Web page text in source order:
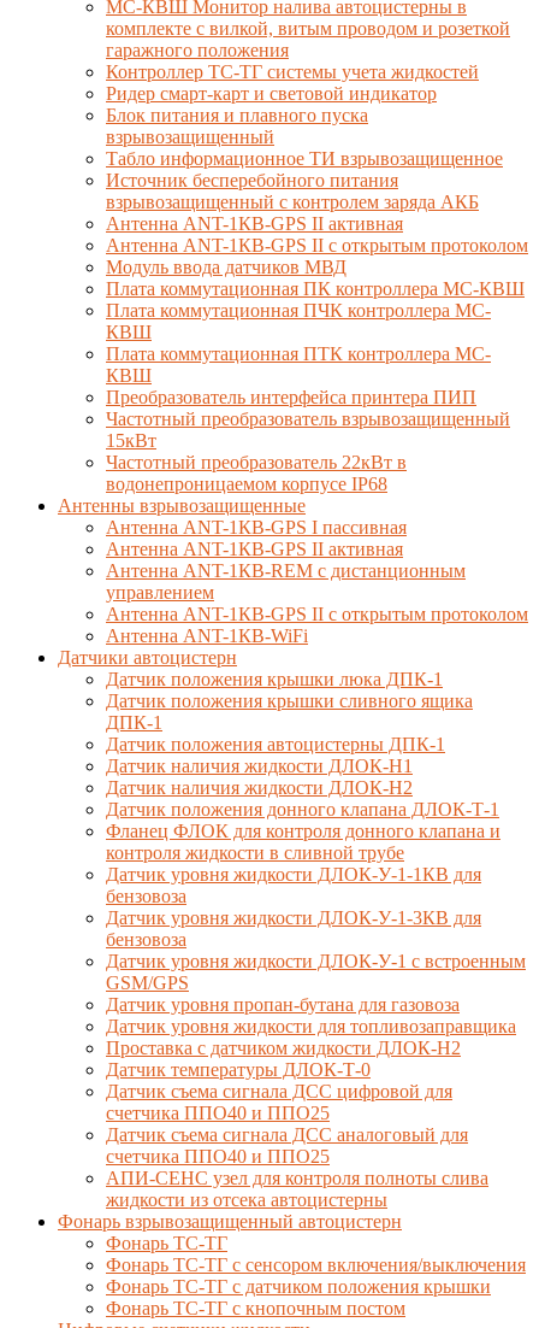
МС-КВШ Монитор налива автоцистерны в
комплекте с вилкой, витым проводом и розеткой
гаражного положения
Контроллер ТС-ТГ системы учета жидкостей
Ридер смарт-карт и световой индикатор
Блок питания и плавного пуска
взрывозащищенный
Табло информационное ТИ взрывозащищенное
Источник бесперебойного питания
взрывозащищенный с контролем заряда АКБ
Антенна ANT-1КВ-GPS II активная
Антенна ANT-1КВ-GPS II с открытым протоколом
Модуль ввода датчиков МВД
Плата коммутационная ПК контроллера МС-КВШ
Плата коммутационная ПЧК контроллера МС-
КВШ
Плата коммутационная ПТК контроллера МС-
КВШ
Преобразователь интерфейса принтера ПИП
Частотный преобразователь взрывозащищенный
15кВт
Частотный преобразователь 22кВт в
водонепроницаемом корпусе IP68
Антенны взрывозащищенные
Антенна ANT-1КВ-GPS I пассивная
Антенна ANT-1КВ-GPS II активная
Антенна ANT-1КВ-REM c дистанционным
управлением
Антенна ANT-1КВ-GPS II с открытым протоколом
Антенна ANT-1КВ-WiFi
Датчики автоцистерн
Датчик положения крышки люка ДПК-1
Датчик положения крышки сливного ящика
ДПК-1
Датчик положения автоцистерны ДПК-1
Датчик наличия жидкости ДЛОК-Н1
Датчик наличия жидкости ДЛОК-Н2
Датчик положения донного клапана ДЛОК-Т-1
Фланец ФЛОК для контроля донного клапана и
контроля жидкости в сливной трубе
Датчик уровня жидкости ДЛОК-У-1-1КВ для
бензовоза
Датчик уровня жидкости ДЛОК-У-1-3КВ для
бензовоза
Датчик уровня жидкости ДЛОК-У-1 с встроенным
GSM/GPS
Датчик уровня пропан-бутана для газовоза
Датчик уровня жидкости для топливозаправщика
Проставка с датчиком жидкости ДЛОК-Н2
Датчик температуры ДЛОК-Т-0
Датчик съема сигнала ДСС цифровой для
счетчика ППО40 и ППО25
Датчик съема сигнала ДСС аналоговый для
счетчика ППО40 и ППО25
АПИ-СЕНС узел для контроля полноты слива
жидкости из отсека автоцистерны
Фонарь взрывозащищенный автоцистерн
Фонарь ТС-ТГ
Фонарь ТС-ТГ с сенсором включения/выключения
Фонарь ТС-ТГ с датчиком положения крышки
Фонарь ТС-ТГ с кнопочным постом